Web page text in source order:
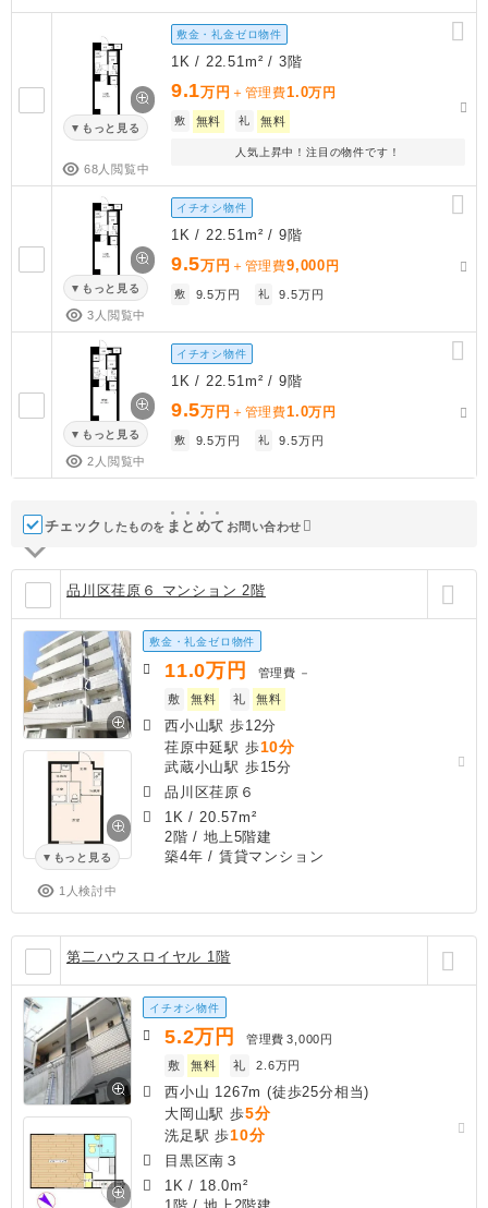
もっと見る
68人閲覧中
敷金・礼金ゼロ物件
1K / 22.51m² / 3階
9.1万円 ＋管理費1.0万円
敷 無料 礼 無料
人気上昇中！注目の物件です！
もっと見る
3人閲覧中
イチオシ物件
1K / 22.51m² / 9階
9.5万円 ＋管理費9,000 円
敷 9.5万円 礼 9.5万円
もっと見る
2人閲覧中
イチオシ物件
1K / 22.51m² / 9階
9.5万円 ＋管理費1.0万円
敷 9.5万円 礼 9.5万円
チェック したものを ま と めて お問い合わせ
品川区荏原６ マンション 2階
もっと見る
1人検討中
敷金・礼金ゼロ物件
11.0万円 管理費 －
敷
無料 礼 無料
西小山駅 歩12分
荏原中延駅 歩10分
武蔵小山駅 歩15分
品川区荏原６
1K / 20.57m²
2階 / 地上5階建
築4年 / 賃貸マンション
第二ハウスロイヤル 1階
イチオシ物件
5.2万円 管理費 3,000円
敷
無料 礼 2.6万円
西小山 1267m (徒歩25分相当)
大岡山駅 歩5分
洗足駅 歩10分
目黒区南３
1K / 18.0m²